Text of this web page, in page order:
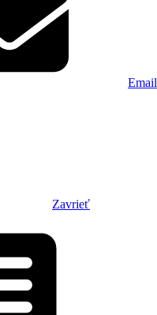
Email
Zavrieť